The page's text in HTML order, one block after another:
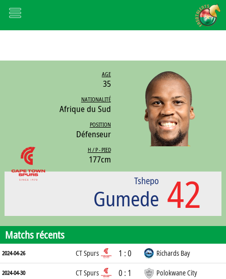
AGE
35
NATIONALITÉ
Afrique du Sud
POSITION
Défenseur
H / P - PIED
177cm
42
Tshepo
Gumede
Matchs récents
2024-04-26 CT Spurs 1 : 0 Richards Bay
2024-04-30 CT Spurs 0 : 1 Polokwane City